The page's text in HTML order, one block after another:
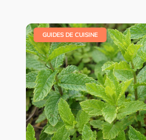
GUIDES DE CUISINE